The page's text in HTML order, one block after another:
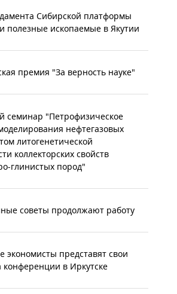
Сибирской платформы
полезные ископаемые в Якутии
премия "За верность науке"
семинар "Петрофизическое
нефтегазовых
литогенетической
коллекторских свойств
глинистых пород"
советы продолжают работу
экономисты представят свои
конференции в Иркутске